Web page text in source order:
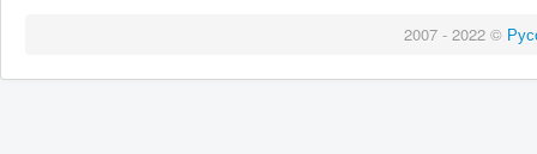
2007 - 2022 ©